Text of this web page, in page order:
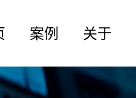
案例 关于